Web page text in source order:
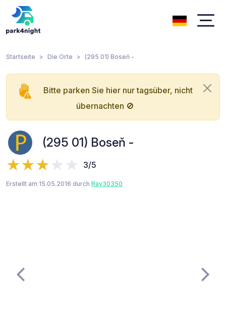
Startseite Die Orte (295 01) Boseň -
Bitte parken Sie hier nur tagsüber, nicht
übernachten 🚫
(295 01) Boseň -
3/5
Erstellt am 15.05.2016 durch Ray30350